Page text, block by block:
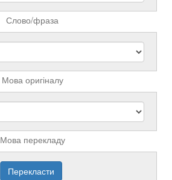
Слово/фраза
Мова оригіналу
Мова перекладу